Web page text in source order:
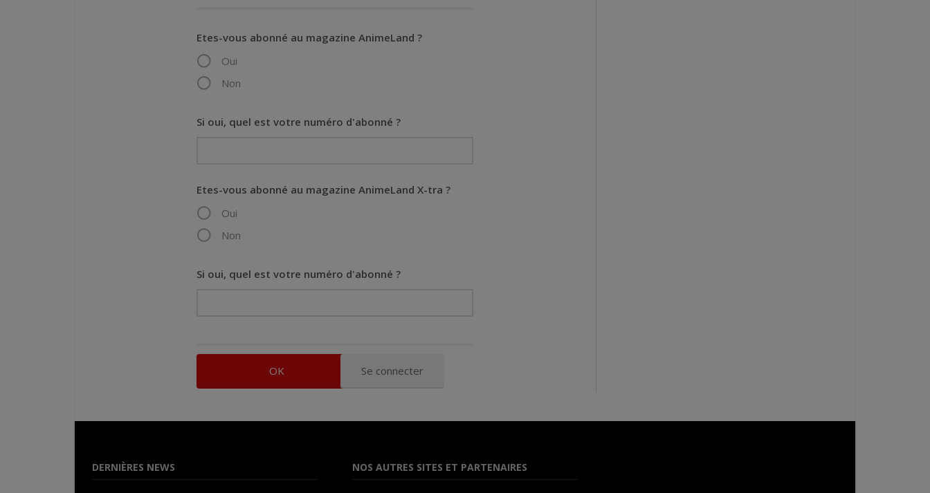
Etes-vous abonné au magazine AnimeLand ?
Oui
Non
Si oui, quel est votre numéro d'abonné ?
Etes-vous abonné au magazine AnimeLand X-tra ?
Oui
Non
Si oui, quel est votre numéro d'abonné ?
Se connecter
DERNIÈRES NEWS NOS AUTRES SITES ET PARTENAIRES